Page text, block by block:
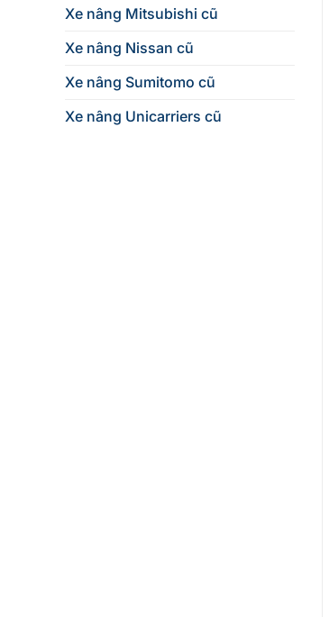
Xe nâng Mitsubishi cũ
Xe nâng Nissan cũ
Xe nâng Sumitomo cũ
Xe nâng Unicarriers cũ